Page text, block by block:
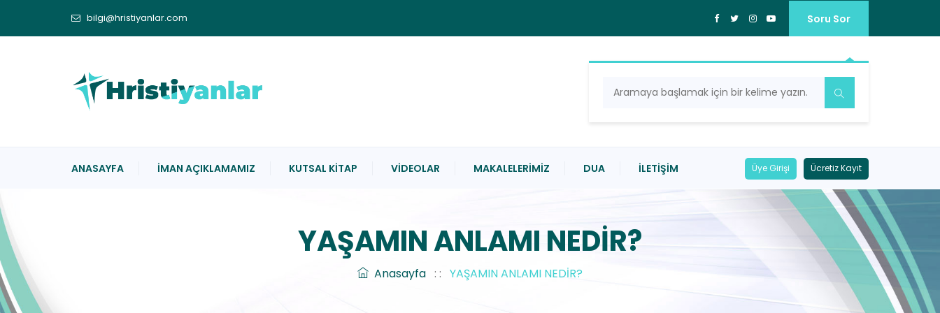
bilgi@hristiyanlar.com Soru Sor
Üye Girişi Ücretiz Kayıt
ANASAYFA İMAN AÇIKLAMAMIZ KUTSAL KITAP VIDEOLAR MAKALELERIMIZ DUA İLETIŞIM
YAŞAMIN ANLAMI NEDİR?
Anasayfa : : YAŞAMIN ANLAMI NEDİR?